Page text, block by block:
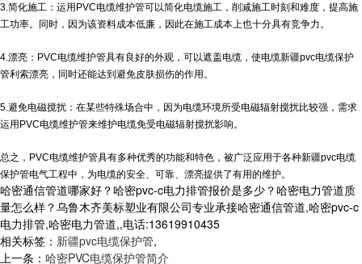
3.简化施工：运用PVC电缆维护管可以简化电缆施工，削减施工时刻和难度，提高施
工功率。同时，因为该资料成本低廉，因此在施工成本上也十分具有竞争力。
4.漂亮：PVC电缆维护管具有良好的外观，可以遮盖电缆，使电缆新疆pvc电缆保护
管利索漂亮，同时还能达到避免皮肤损伤的作用。
5.避免电磁搅扰：在某些特殊场合中，因为电缆环境所受电磁辐射搅扰比较强，需求
运用PVC电缆维护管来维护电缆免受电磁辐射搅扰影响。
总之，PVC电缆维护管具有多种优秀的功能和特色，被广泛应用于各种新疆pvc电缆
保护管电气工程中，为电缆的安全、可靠、漂亮提供了有用的维护。
哈密通信管道哪家好？哈密pvc-c电力排管报价是多少？哈密电力管道质
量怎么样？乌鲁木齐美标塑业有限公司专业承接哈密通信管道,哈密pvc-c
电力排管,哈密电力管道,,电话:13619910435
相关标签： 新疆pvc电缆保护管,
上一条： 哈密PVC电缆保护管简介